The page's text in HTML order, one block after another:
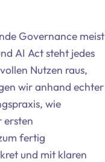
Governance meist
AI Act steht jedes
Nutzen raus,
wir anhand echter
wie
ersten
fertig
und mit klaren